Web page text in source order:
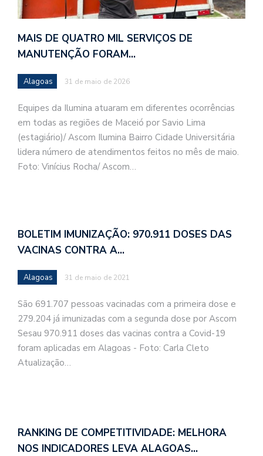
MAIS DE QUATRO MIL SERVIÇOS DE
MANUTENÇÃO FORAM…
Alagoas 31 de maio de 2026
Equipes da Ilumina atuaram em diferentes ocorrências
em todas as regiões de Maceió por Savio Lima
(estagiário)/ Ascom Ilumina Bairro Cidade Universitária
lidera número de atendimentos feitos no mês de maio.
Foto: Vinícius Rocha/ Ascom…
BOLETIM IMUNIZAÇÃO: 970.911 DOSES DAS
VACINAS CONTRA A…
Alagoas 31 de maio de 2021
São 691.707 pessoas vacinadas com a primeira dose e
279.204 já imunizadas com a segunda dose por Ascom
Sesau 970.911 doses das vacinas contra a Covid-19
foram aplicadas em Alagoas - Foto: Carla Cleto
Atualização…
RANKING DE COMPETITIVIDADE: MELHORA
NOS INDICADORES LEVA ALAGOAS…